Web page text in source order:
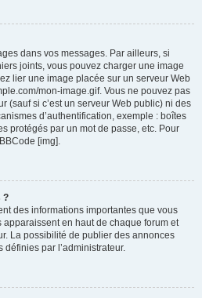
dans vos messages. Par ailleurs, si
joints, vous pouvez charger une image
lier une image placée sur un serveur Web
mon-image.gif. Vous ne pouvez pas
(sauf si c’est un serveur Web public) ni des
d’authentification, exemple : boîtes
protégés par un mot de passe, etc. Pour
[img].
?
des informations importantes que vous
en haut de chaque forum et
La possibilité de publier des annonces
par l’administrateur.